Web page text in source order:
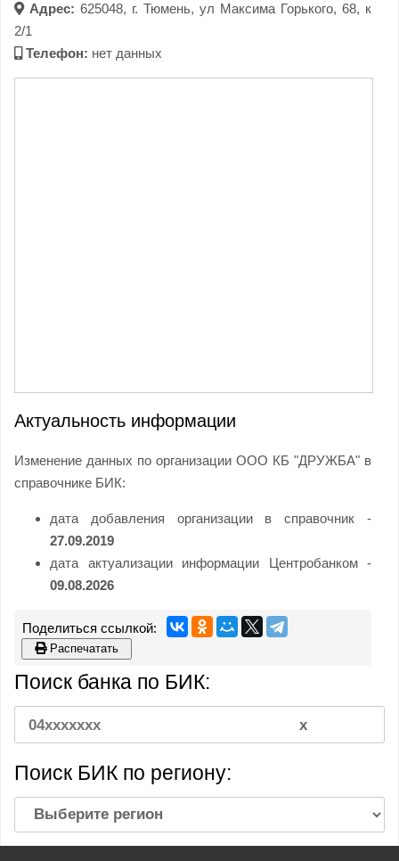
Адрес: 625048, г. Тюмень, ул Максима Горького, 68, к
2/1
Телефон: нет данных
Актуальность информации
Изменение данных по организации ООО КБ "ДРУЖБА" в
справочнике БИК:
дата добавления организации в справочник -
27.09.2019
дата актуализации информации Центробанком -
09.08.2026
Распечатать
Поиск банка по БИК:
Поиск БИК по региону: